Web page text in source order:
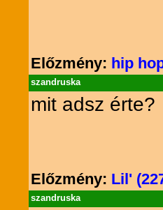
Előzmény: hip
szandruska
mit adsz érte?
Előzmény: Lil'
szandruska